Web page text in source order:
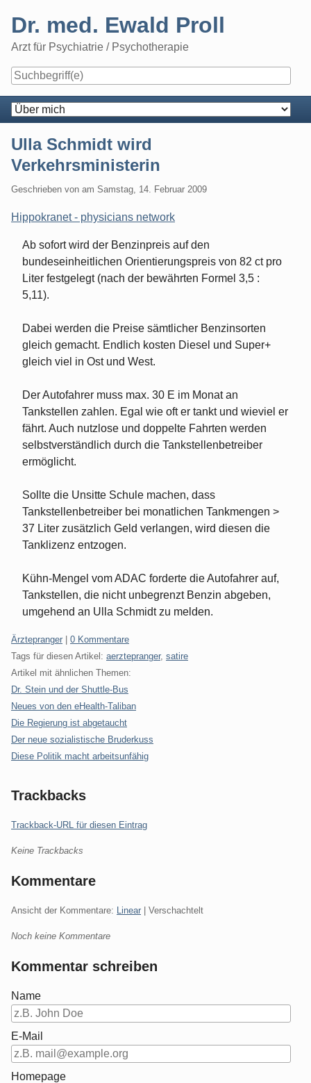
content
Dr. med. Ewald Proll
Arzt für Psychiatrie / Psychotherapie
Navigation
Ulla Schmidt wird
Verkehrsministerin
Geschrieben von am Samstag, 14. Februar 2009
Hippokranet - physicians network
Ab sofort wird der Benzinpreis auf den
bundeseinheitlichen Orientierungspreis von 82 ct pro
Liter festgelegt (nach der bewährten Formel 3,5 :
5,11).
Dabei werden die Preise sämtlicher Benzinsorten
gleich gemacht. Endlich kosten Diesel und Super+
gleich viel in Ost und West.
Der Autofahrer muss max. 30 E im Monat an
Tankstellen zahlen. Egal wie oft er tankt und wieviel er
fährt. Auch nutzlose und doppelte Fahrten werden
selbstverständlich durch die Tankstellenbetreiber
ermöglicht.
Sollte die Unsitte Schule machen, dass
Tankstellenbetreiber bei monatlichen Tankmengen >
37 Liter zusätzlich Geld verlangen, wird diesen die
Tanklizenz entzogen.
Kühn-Mengel vom ADAC forderte die Autofahrer auf,
Tankstellen, die nicht unbegrenzt Benzin abgeben,
umgehend an Ulla Schmidt zu melden.
Kategorien:
Ärztepranger
0 Kommentare
Tags für diesen Artikel: aerztepranger, satire
Artikel mit ähnlichen Themen:
Dr. Stein und der Shuttle-Bus
Neues von den eHealth-Taliban
Die Regierung ist abgetaucht
Der neue sozialistische Bruderkuss
Diese Politik macht arbeitsunfähig
Trackbacks
Trackback-URL für diesen Eintrag
Keine Trackbacks
Kommentare
Ansicht der Kommentare: Linear | Verschachtelt
Noch keine Kommentare
Kommentar schreiben
Name
E-Mail
Homepage